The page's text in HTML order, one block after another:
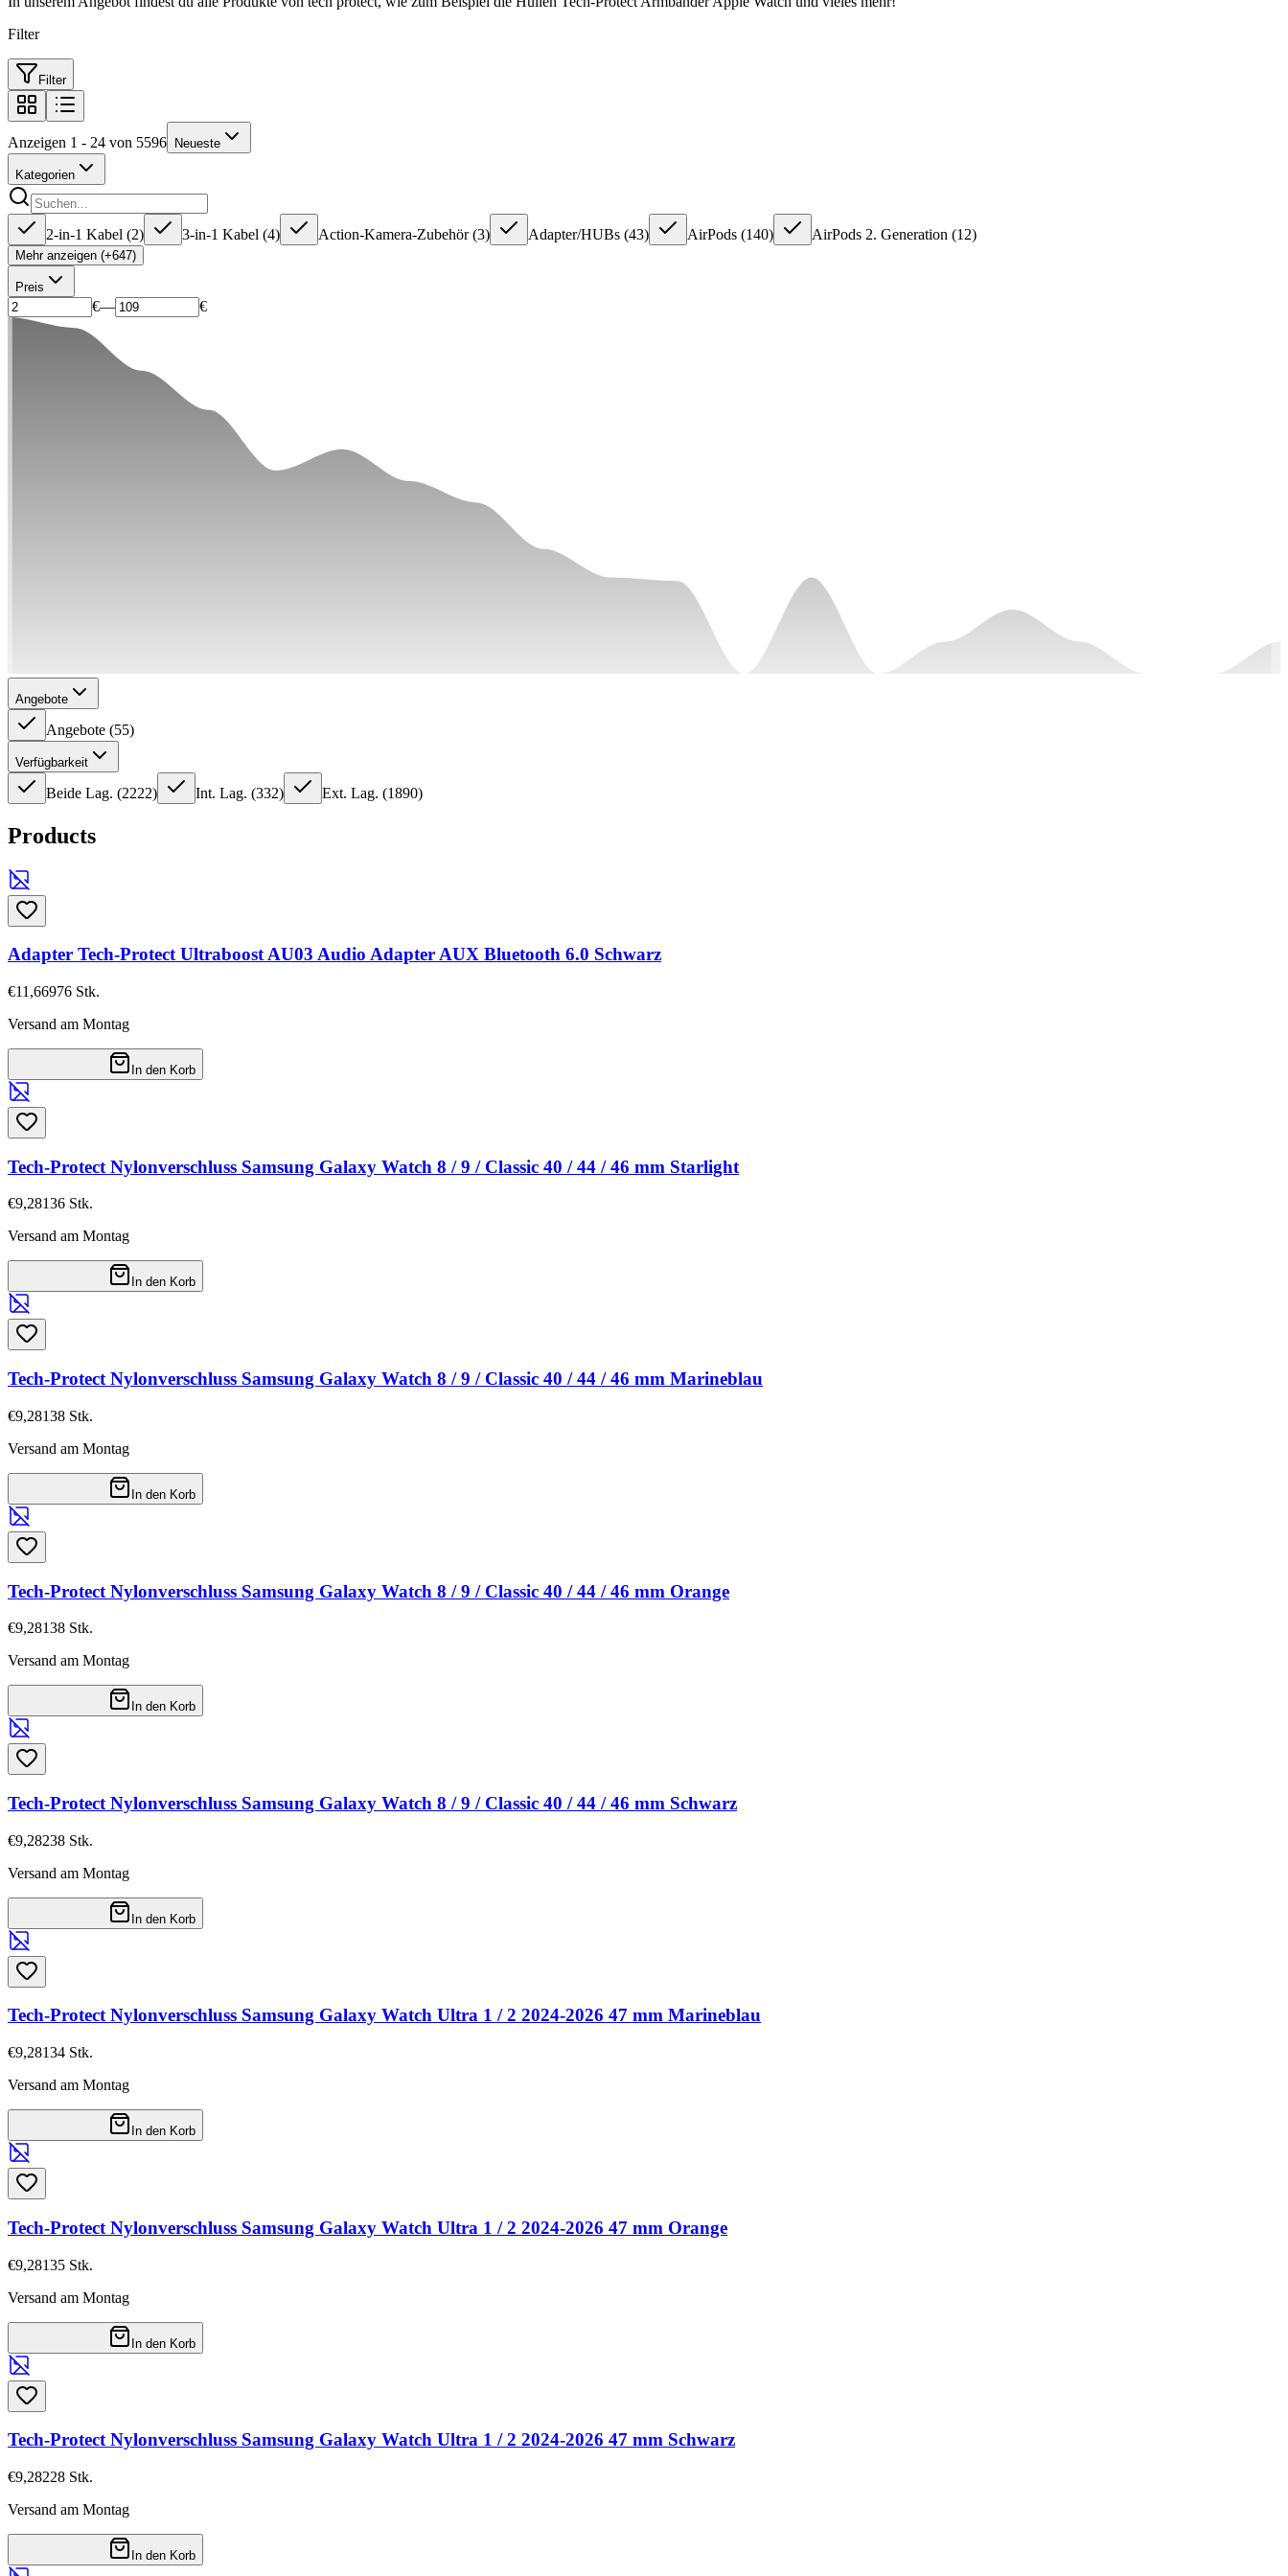
Filter
Filter
Anzeigen 1 - 24 von 5596 Neueste
Kategorien
2-in-1 Kabel (2) 3-in-1 Kabel (4) Action-Kamera-Zubehör (3) Adapter/HUBs (43) AirPods (140) AirPods 2. Generation (12)
Mehr anzeigen (+647)
Preis
€— €
Angebote
Angebote (55)
Verfügbarkeit
Beide Lag. (2222) Int. Lag. (332) Ext. Lag. (1890)
Products
Adapter Tech-Protect Ultraboost AU03 Audio Adapter AUX Bluetooth 6.0 Schwarz
€11,66976 Stk.
Versand am Montag
In den Korb
Tech-Protect Nylonverschluss Samsung Galaxy Watch 8 / 9 / Classic 40 / 44 / 46 mm Starlight
€9,28136 Stk.
Versand am Montag
In den Korb
Tech-Protect Nylonverschluss Samsung Galaxy Watch 8 / 9 / Classic 40 / 44 / 46 mm Marineblau
€9,28138 Stk.
Versand am Montag
In den Korb
Tech-Protect Nylonverschluss Samsung Galaxy Watch 8 / 9 / Classic 40 / 44 / 46 mm Orange
€9,28138 Stk.
Versand am Montag
In den Korb
Tech-Protect Nylonverschluss Samsung Galaxy Watch 8 / 9 / Classic 40 / 44 / 46 mm Schwarz
€9,28238 Stk.
Versand am Montag
In den Korb
Tech-Protect Nylonverschluss Samsung Galaxy Watch Ultra 1 / 2 2024-2026 47 mm Marineblau
€9,28134 Stk.
Versand am Montag
In den Korb
Tech-Protect Nylonverschluss Samsung Galaxy Watch Ultra 1 / 2 2024-2026 47 mm Orange
€9,28135 Stk.
Versand am Montag
In den Korb
Tech-Protect Nylonverschluss Samsung Galaxy Watch Ultra 1 / 2 2024-2026 47 mm Schwarz
€9,28228 Stk.
Versand am Montag
In den Korb